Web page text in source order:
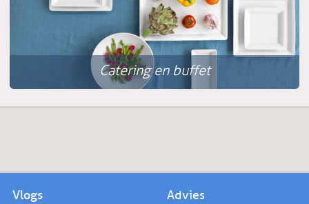
Catering en buffet
Vlogs Advies